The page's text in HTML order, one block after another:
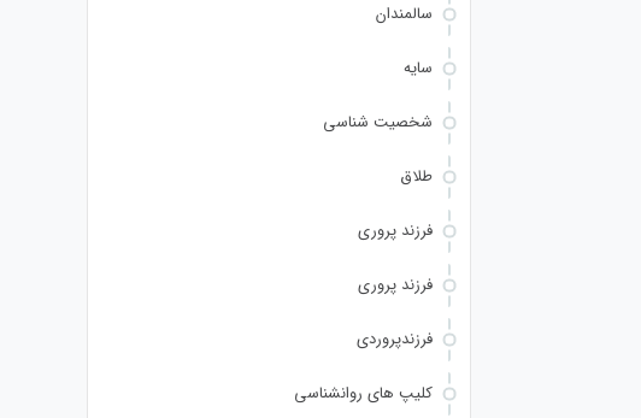
سالمندان
سایه
شخصیت شناسی
طلاق
فرزند پروری
فرزند پروری
فرزندپروردی
کلیپ های روانشناسی